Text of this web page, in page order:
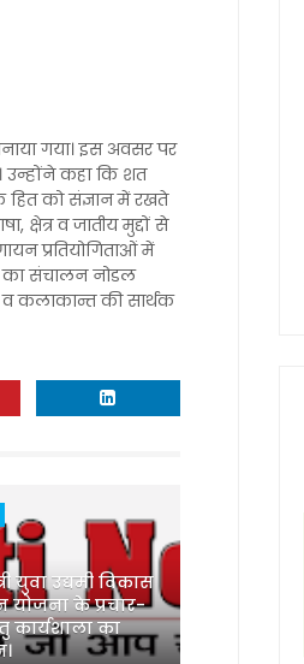
गया। इस अवसर पर
उन्होंने कहा कि शत
को संज्ञान में रखते
क्षेत्र व जातीय मुद्दों से
प्रतियोगिताओं में
का संचालन नोडल
व कलाकान्त की सार्थक
युवा उद्यमी विकास
योजना के प्रचार-
कार्यशाला का